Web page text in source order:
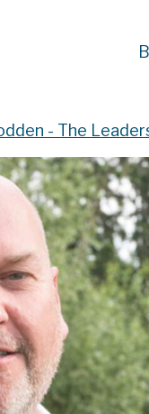
- The